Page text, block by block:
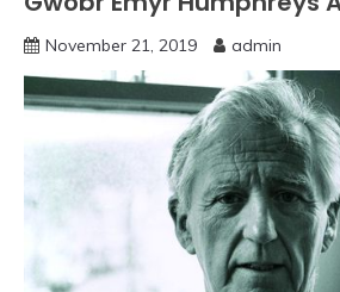
November 21, 2019 admin